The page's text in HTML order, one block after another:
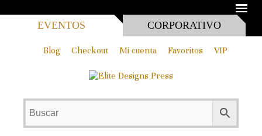
EVENTOS
CORPORATIVO
Blog Checkout Mi cuenta Favoritos VIP